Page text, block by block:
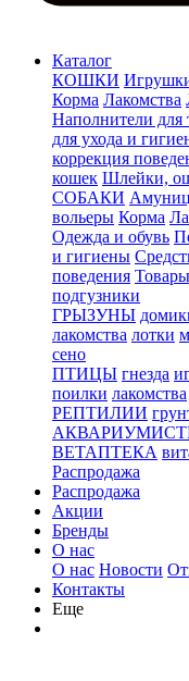
Каталог
КОШКИ
Корма Лакомства
Наполнители для
для ухода и
коррекция
кошек Шлейки,
СОБАКИ
вольеры Корма
Одежда и обувь
и гигиены
поведения
подгузники
ГРЫЗУНЫ
лакомства лотки
сено
ПТИЦЫ гнезда
поилки лакомства
РЕПТИЛИИ
ВЕТАПТЕКА
Распродажа
Распродажа
Акции
Бренды
О нас
О нас Новости
Контакты
Еще